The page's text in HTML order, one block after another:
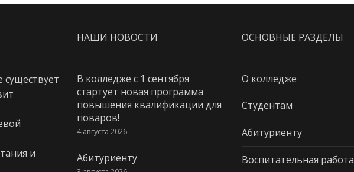
существует
и
НАШИ НОВОСТИ
В колледже с 1 сентября
стартует новая программа
повышения квалификации для
поваров!
4 августа 2026
Абитуриенту
ОСНОВНЫЕ РАЗДЕЛЫ
О колледже
Студентам
Абитуриенту
Воспитательная работа